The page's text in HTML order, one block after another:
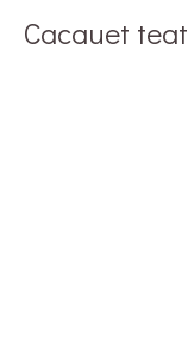
Cacauet
Compartint històries construïm nous móns